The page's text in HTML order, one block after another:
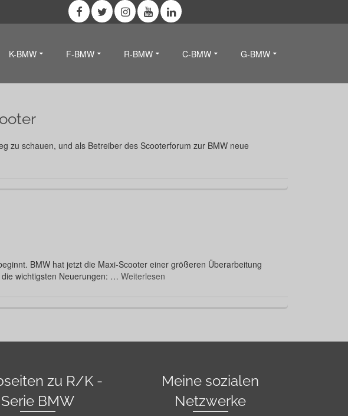
K-BMW F-BMW R-BMW C-BMW G-BMW
zu schauen, und als Betreiber des Scooterforum zur BMW neue
BMW hat jetzt die Maxi-Scooter einer größeren Überarbeitung
wichtigsten Neuerungen: … Weiterlesen
zu R/K -
Serie BMW
Meine sozialen
Netzwerke